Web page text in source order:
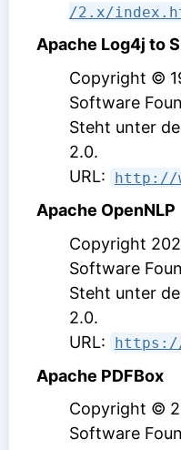
/2.x/
Apache Log4j to
Copyright ©
Software
Steht unter
2.0.
URL:
http://
Apache OpenNLP
Copyright
Software
Steht unter
2.0.
URL:
https://
Apache PDFBox
Copyright ©
Software